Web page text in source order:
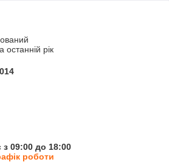
останній рік
09:00 до 18:00
роботи